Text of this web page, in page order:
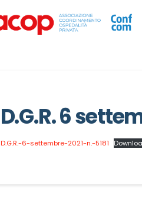
D.G.R. 6
D.G.R.-6-settembre-2021-n.-5181